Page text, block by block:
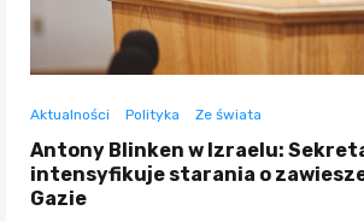
Aktualności Polityka Ze świata
Antony Blinken w Izraelu:
intensyfikuje starania o
Gazie